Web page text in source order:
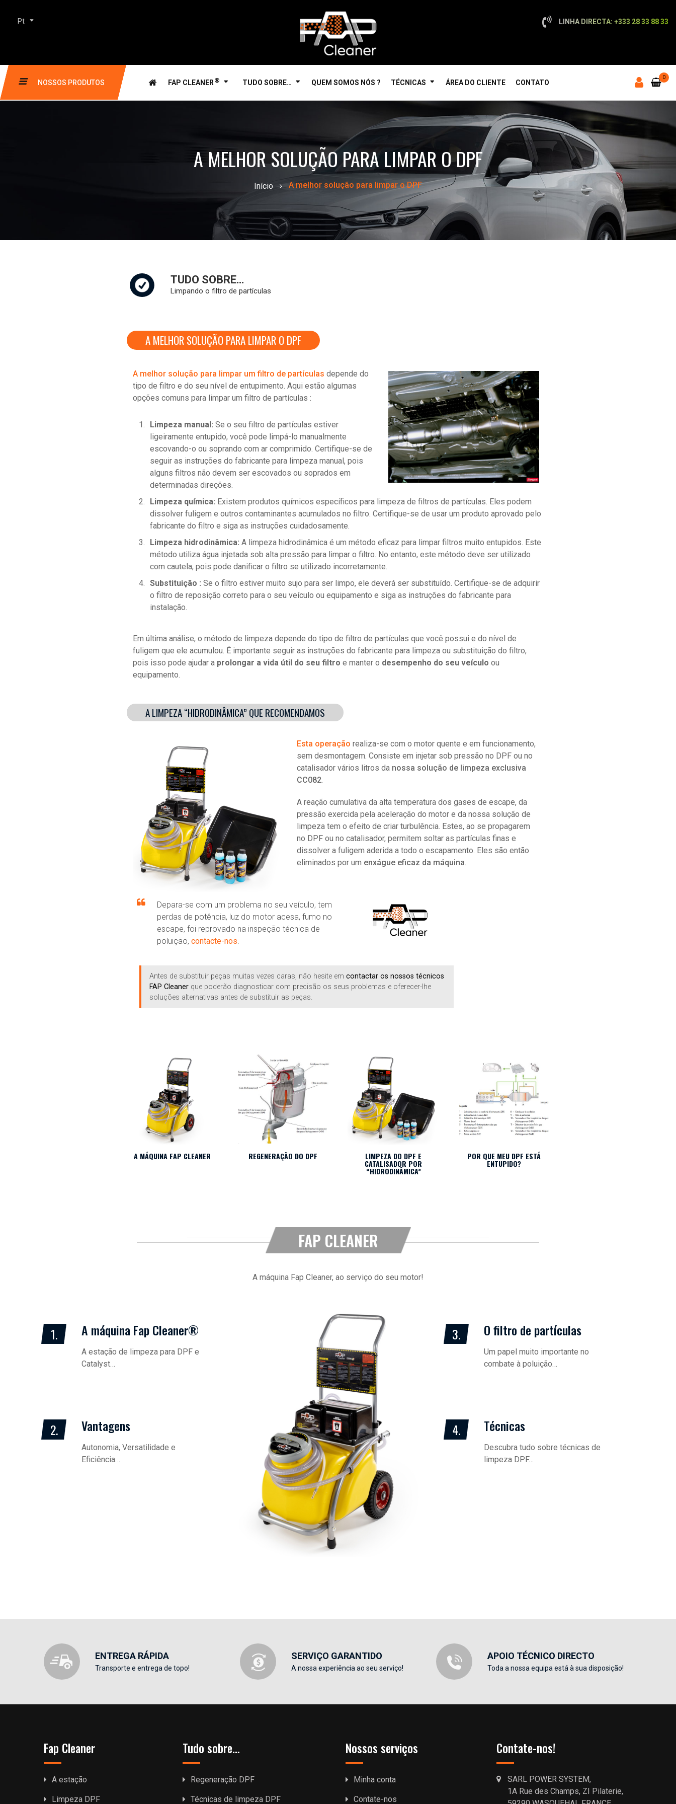
Pt LINHA DIRECTA: +333 28 33 88 33
NOSSOS PRODUTOS FAP CLEANER ® TUDO SOBRE… QUEM SOMOS NÓS ? TÉCNICAS ÁREA DO CLIENTE CONTATO
0
A MELHOR SOLUÇÃO PARA LIMPAR O DPF
Início A melhor solução para limpar o DPF
TUDO SOBRE…
Limpando o filtro de partículas
A MELHOR SOLUÇÃO PARA LIMPAR O DPF
A melhor solução para limpar um filtro de partículas depende do
tipo de filtro e do seu nível de entupimento. Aqui estão algumas
opções comuns para limpar um filtro de partículas :
Limpeza manual: Se o seu filtro de partículas estiver
ligeiramente entupido, você pode limpá-lo manualmente
escovando-o ou soprando com ar comprimido. Certifique-se de
seguir as instruções do fabricante para limpeza manual, pois
alguns filtros não devem ser escovados ou soprados em
determinadas direções.
Limpeza química: Existem produtos químicos específicos para limpeza de filtros de partículas. Eles podem
dissolver fuligem e outros contaminantes acumulados no filtro. Certifique-se de usar um produto aprovado pelo
fabricante do filtro e siga as instruções cuidadosamente.
Limpeza hidrodinâmica: A limpeza hidrodinâmica é um método eficaz para limpar filtros muito entupidos. Este
método utiliza água injetada sob alta pressão para limpar o filtro. No entanto, este método deve ser utilizado
com cautela, pois pode danificar o filtro se utilizado incorretamente.
Substituição : Se o filtro estiver muito sujo para ser limpo, ele deverá ser substituído. Certifique-se de adquirir
o filtro de reposição correto para o seu veículo ou equipamento e siga as instruções do fabricante para
instalação.
Em última análise, o método de limpeza depende do tipo de filtro de partículas que você possui e do nível de
fuligem que ele acumulou. É importante seguir as instruções do fabricante para limpeza ou substituição do filtro,
pois isso pode ajudar a prolongar a vida útil do seu filtro e manter o desempenho do seu veículo ou
equipamento.
A LIMPEZA “HIDRODINÂMICA” QUE RECOMENDAMOS
Esta operação realiza-se com o motor quente e em funcionamento,
sem desmontagem. Consiste em injetar sob pressão no DPF ou no
catalisador vários litros da nossa solução de limpeza exclusiva
CC082.
A reação cumulativa da alta temperatura dos gases de escape, da
pressão exercida pela aceleração do motor e da nossa solução de
limpeza tem o efeito de criar turbulência. Estes, ao se propagarem
no DPF ou no catalisador, permitem soltar as partículas finas e
dissolver a fuligem aderida a todo o escapamento. Eles são então
eliminados por um enxágue eficaz da máquina.
Depara-se com um problema no seu veículo, tem
perdas de potência, luz do motor acesa, fumo no
escape, foi reprovado na inspeção técnica de
poluição, contacte-nos.
Antes de substituir peças muitas vezes caras, não hesite em contactar os nossos técnicos
FAP Cleaner que poderão diagnosticar com precisão os seus problemas e oferecer-lhe
soluções alternativas antes de substituir as peças.
A MÁQUINA FAP CLEANER REGENERAÇÃO DO DPF LIMPEZA DO DPF E
CATALISADOR POR
“HIDRODINÂMICA”
POR QUE MEU DPF ESTÁ
ENTUPIDO?
FAP CLEANER
A máquina Fap Cleaner, ao serviço do seu motor!
1. A máquina Fap Cleaner®
A estação de limpeza para DPF e
Catalyst…
2. Vantagens
Autonomia, Versatilidade e
Eficiência…
3. O filtro de partículas
Um papel muito importante no
combate à poluição…
4. Técnicas
Descubra tudo sobre técnicas de
limpeza DPF…
ENTREGA RÁPIDA
Transporte e entrega de topo!
SERVIÇO GARANTIDO
A nossa experiência ao seu serviço!
APOIO TÉCNICO DIRECTO
Toda a nossa equipa está à sua disposição!
Fap Cleaner
A estação
Limpeza DPF
Tudo sobre…
Regeneração DPF
Técnicas de limpeza DPF
Nossos serviços
Minha conta
Contate-nos
Contate-nos!
SARL POWER SYSTEM,
1A Rue des Champs, ZI Pilaterie,